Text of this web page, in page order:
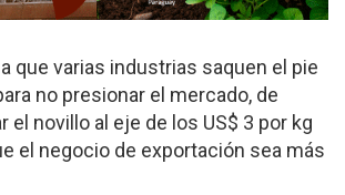
que varias industrias saquen el pie
no presionar el mercado, de
el novillo al eje de los US$ 3 por kg
el negocio de exportación sea más